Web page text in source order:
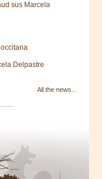
sus Marcela
Delpastre
All the news...